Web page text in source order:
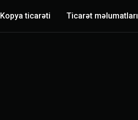
Kopya ticarəti Ticarət məlumatları